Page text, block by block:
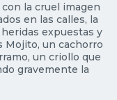
la cruel imagen
en las calles, la
expuestas y
Mojito, un cachorro
un criollo que
gravemente la